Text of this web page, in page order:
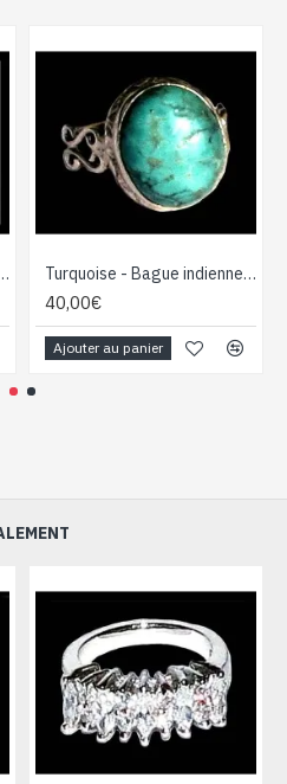
Turquoise - Bijoux Inde Turquoise - Bague indienne argent Turquoise - Bijoux Inde
40,00€
Ajouter au panier